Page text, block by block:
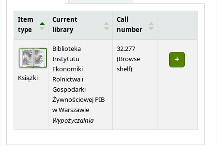
Item
type
Current
library
Call
number
Książki
Biblioteka
Instytutu
Ekonomiki
Rolnictwa i
Gospodarki
Żywnościowej PIB
w Warszawie
Wypożyczalnia
32.277
(Browse
shelf(Opens below)
)